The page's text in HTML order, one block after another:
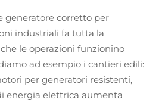
generatore corretto per
industriali fa tutta la
le operazioni funzionino
ad esempio i cantieri edili:
per generatori resistenti,
energia elettrica aumenta